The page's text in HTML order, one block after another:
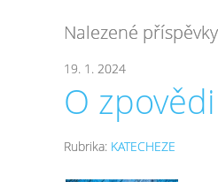
Nalezené příspěvky
19. 1. 2024
O
Rubrika: KATECHEZE